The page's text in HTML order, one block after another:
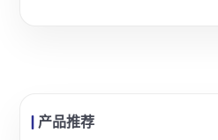
产品推荐